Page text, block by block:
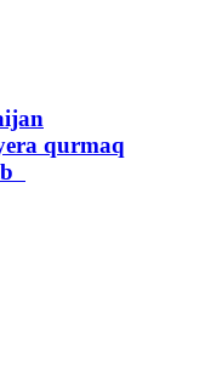
qurmaq